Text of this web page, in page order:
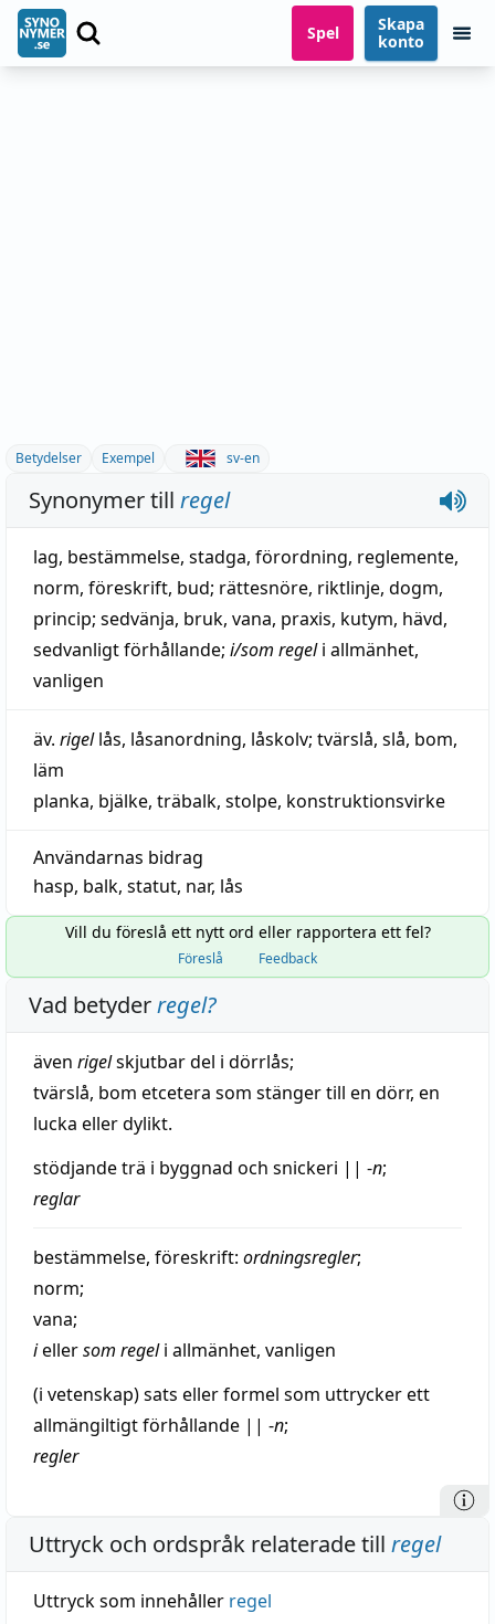
Spel
Skapa
konto
Betydelser Exempel sv-en
Synonymer till regel
lag, bestämmelse, stadga, förordning, reglemente,
norm, föreskrift, bud; rättesnöre, riktlinje, dogm,
princip; sedvänja, bruk, vana, praxis, kutym, hävd,
sedvanligt förhållande; i/som regel i allmänhet,
vanligen
äv. rigel lås, låsanordning, låskolv; tvärslå, slå, bom,
läm
planka, bjälke, träbalk, stolpe, konstruktionsvirke
Användarnas bidrag
hasp, balk, statut, nar, lås
Vill du föreslå ett nytt ord eller rapportera ett fel?
Föreslå Feedback
Vad betyderregel?
även rigelskjutbar del i dörrlås;
tvärslå, bom etcetera som stängertill en dörr, en
lucka eller dylikt.
stödjandeträ i byggnad och snickeri || -n;
reglar
bestämmelse, föreskrift: ordningsregler;
norm;
vana;
iellersom regeli allmänhet, vanligen
(i vetenskap)sats ellerformel som uttrycker ett
allmängiltigtförhållande || -n;
regler
Uttryck och ordspråk relaterade till regel
Uttryck som innehåller regel